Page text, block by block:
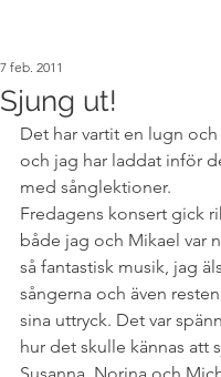
Sjung ut!
7 feb. 2011
Det har vartit en lugn
och jag har laddat inför
med sånglektioner.
Fredagens konsert gick
både jag och Mikael var
så fantastisk musik, jag
sångerna och även
sina uttryck. Det var
hur det skulle kännas att